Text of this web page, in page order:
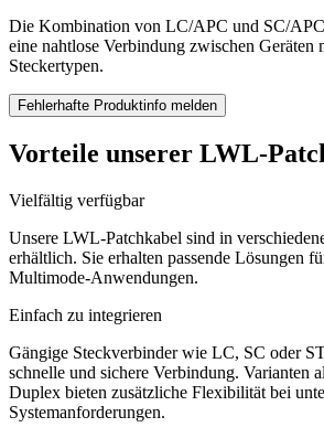
Die Kombination von LC/APC und SC/
eine nahtlose Verbindung zwischen Geräten
Steckertypen.
Fehlerhafte Produktinfo melden
Vorteile unserer LWL-
Vielfältig verfügbar
Unsere LWL-Patchkabel sind in
erhältlich. Sie erhalten passende Lösungen
Multimode-Anwendungen.
Einfach zu integrieren
Gängige Steckverbinder wie LC, SC oder
schnelle und sichere Verbindung. Varianten
Duplex bieten zusätzliche Flexibilität bei
Systemanforderungen.